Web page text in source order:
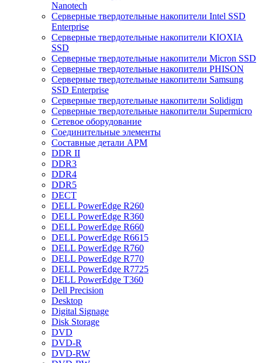
Nanotech
Cерверные твердотельные накопители Intel SSD
Enterprise
Cерверные твердотельные накопители KIOXIA
SSD
Cерверные твердотельные накопители Micron SSD
Cерверные твердотельные накопители PHISON
Cерверные твердотельные накопители Samsung
SSD Enterprise
Cерверные твердотельные накопители Solidigm
Cерверные твердотельные накопители Supermicro
Cетевое оборудование
Cоединительные элементы
Cоставные детали АРМ
DDR II
DDR3
DDR4
DDR5
DECT
DELL PowerEdge R260
DELL PowerEdge R360
DELL PowerEdge R660
DELL PowerEdge R6615
DELL PowerEdge R760
DELL PowerEdge R770
DELL PowerEdge R7725
DELL PowerEdge T360
Dell Precision
Desktop
Digital Signage
Disk Storage
DVD
DVD-R
DVD-RW